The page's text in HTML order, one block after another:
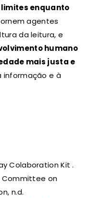
enquanto
agentes
da leitura, e
humano
mais justa e
informação e à
Colaboration Kit .
Committee on
n.d.